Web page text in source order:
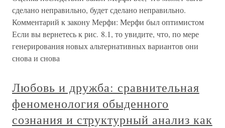
сделано неправильно, будет сделано неправильно.
Комментарий к закону Мерфи: Мерфи был оптимистом
Если вы вернетесь к рис. 8.1, то увидите, что, по мере
генерирования новых альтернативных вариантов они
снова и снова
Любовь и дружба: сравнительная
феноменология обыденного
сознания и структурный анализ как